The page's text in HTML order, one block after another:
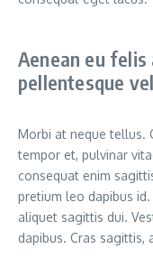
Aenean eu
pellentesque
Morbi at neque tellus.
tempor et, pulvinar
consequat enim
pretium leo dapibus
aliquet sagittis dui.
dapibus. Cras sagittis,